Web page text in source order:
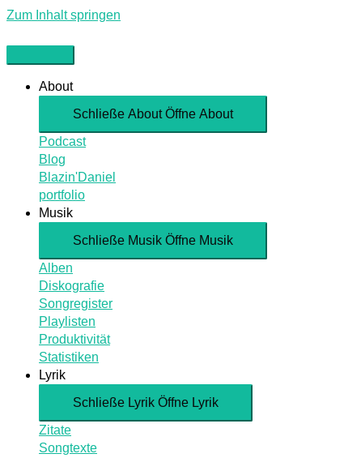
Zum Inhalt springen
About
Schließe About Öffne About
Podcast
Blog
Blazin'Daniel
portfolio
Musik
Schließe Musik Öffne Musik
Alben
Diskografie
Songregister
Playlisten
Produktivität
Statistiken
Lyrik
Schließe Lyrik Öffne Lyrik
Zitate
Songtexte